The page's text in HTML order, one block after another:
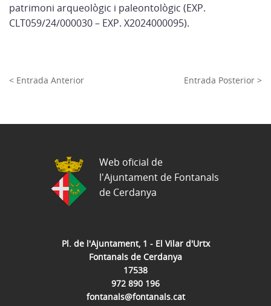
patrimoni arqueològic i paleontològic (EXP.
CLT059/24/000030 – EXP. X2024000095).
< Entrada Anterior Entrada Posterior >
Pl. de l'Ajuntament, 1 - El Vilar d'Urtx
Fontanals de Cerdanya
17538
972 890 196
fontanals@fontanals.cat
Web oficial de
l'Ajuntament de Fontanals
de Cerdanya